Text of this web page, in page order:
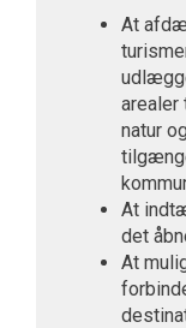
At
arealer
natur
At
det
At